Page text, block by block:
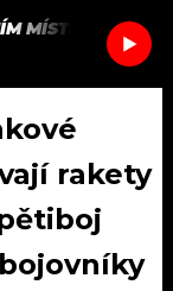
SEZNAM.CZ
MÍSTĚ
rakety